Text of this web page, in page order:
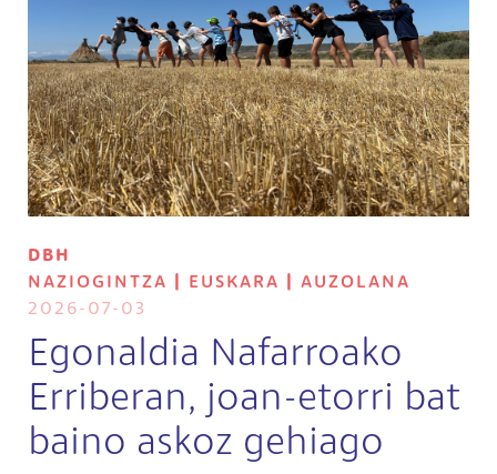
DBH
NAZIOGINTZA
EUSKARA
AUZOLANA
2026-07-03
Egonaldia Nafarroako
Erriberan, joan-etorri bat
baino askoz gehiago